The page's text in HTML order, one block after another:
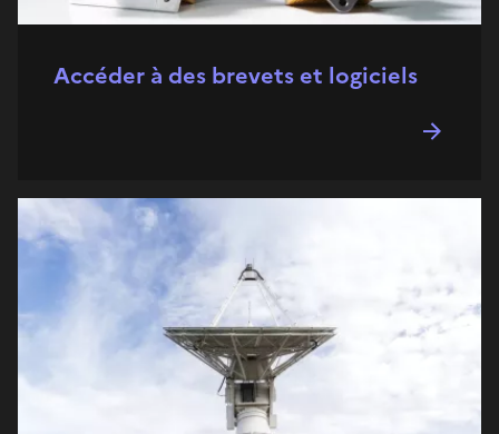
Accéder à des brevets et logiciels